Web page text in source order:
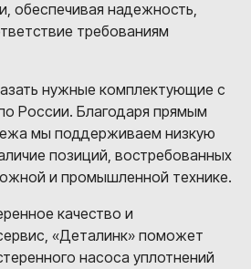
обеспечивая надежность,
требованиям
нужные комплектующие с
России. Благодаря прямым
мы поддерживаем низкую
позиций, востребованных
и промышленной технике.
качество и
«Деталинк» поможет
насоса уплотнений